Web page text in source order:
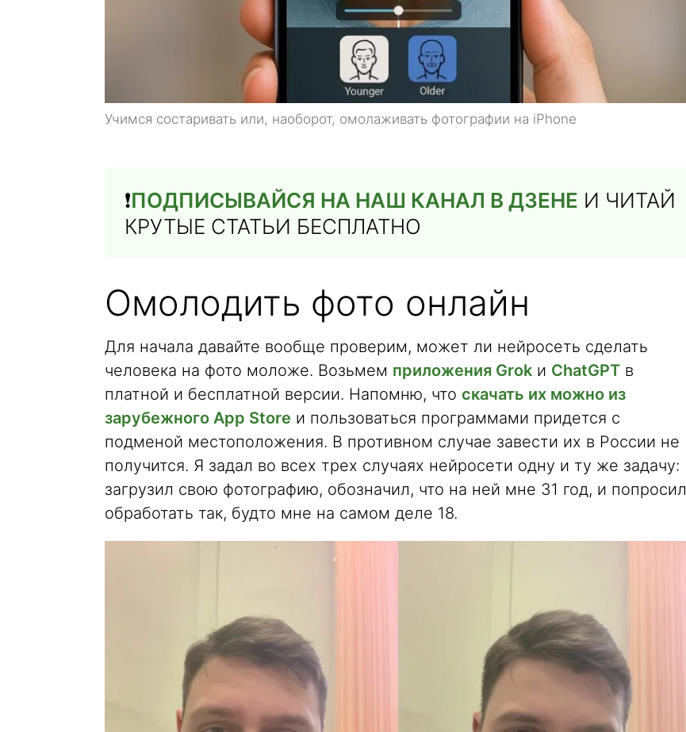
Учимся состаривать или, наоборот, омолаживать фотографии на iPhone
❗️ПОДПИСЫВАЙСЯ НА НАШ КАНАЛ В ДЗЕНЕ И ЧИТАЙ
КРУТЫЕ СТАТЬИ БЕСПЛАТНО
Омолодить фото онлайн
Для начала давайте вообще проверим, может ли нейросеть сделать
человека на фото моложе. Возьмем приложения Grok и ChatGPT в
платной и бесплатной версии. Напомню, что скачать их можно из
зарубежного App Store и пользоваться программами придется с
подменой местоположения. В противном случае завести их в России не
получится. Я задал во всех трех случаях нейросети одну и ту же задачу:
загрузил свою фотографию, обозначил, что на ней мне 31 год, и попросил
обработать так, будто мне на самом деле 18.